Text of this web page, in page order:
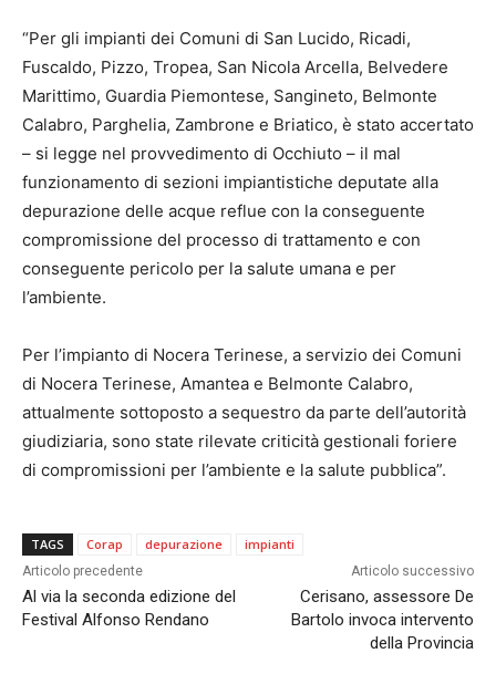
“Per gli impianti dei Comuni di San Lucido, Ricadi,
Fuscaldo, Pizzo, Tropea, San Nicola Arcella, Belvedere
Marittimo, Guardia Piemontese, Sangineto, Belmonte
Calabro, Parghelia, Zambrone e Briatico, è stato accertato
– si legge nel provvedimento di Occhiuto – il mal
funzionamento di sezioni impiantistiche deputate alla
depurazione delle acque reflue con la conseguente
compromissione del processo di trattamento e con
conseguente pericolo per la salute umana e per
l’ambiente.
Per l’impianto di Nocera Terinese, a servizio dei Comuni
di Nocera Terinese, Amantea e Belmonte Calabro,
attualmente sottoposto a sequestro da parte dell’autorità
giudiziaria, sono state rilevate criticità gestionali foriere
di compromissioni per l’ambiente e la salute pubblica”.
TAGS Corap depurazione impianti
Articolo precedente
Al via la seconda edizione del
Festival Alfonso Rendano
Articolo successivo
Cerisano, assessore De
Bartolo invoca intervento
della Provincia